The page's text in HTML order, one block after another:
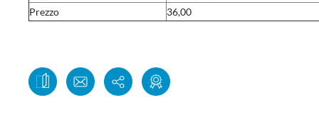
Prezzo
36,00